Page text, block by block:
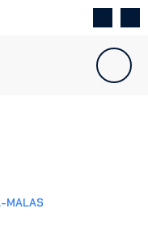
MALAS